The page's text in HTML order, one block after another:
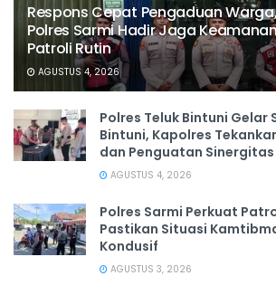
Respons Cepat Pengaduan
Polres Sarmi Hadir Jaga
Patroli Rutin
AGUSTUS 4, 2026
Polres Teluk Bintuni Gelar
Bintuni, Kapolres
dan Penguatan Sinergitas
AGUSTUS 4, 2026
Polres Sarmi Perkuat
Pastikan Situasi
Kondusif
AGUSTUS 3, 2026